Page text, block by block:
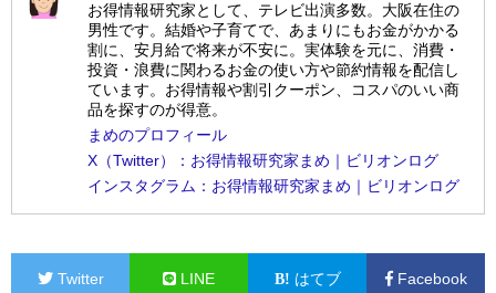
お得情報研究家として、テレビ出演多数。大阪在住の
男性です。結婚や子育てで、あまりにもお金がかかる
割に、安月給で将来が不安に。実体験を元に、消費・
投資・浪費に関わるお金の使い方や節約情報を配信し
ています。お得情報や割引クーポン、コスパのいい商
品を探すのが得意。
まめのプロフィール
X（Twitter）：お得情報研究家まめ｜ビリオンログ
インスタグラム：お得情報研究家まめ｜ビリオンログ
Twitter LINE はてブ Facebook